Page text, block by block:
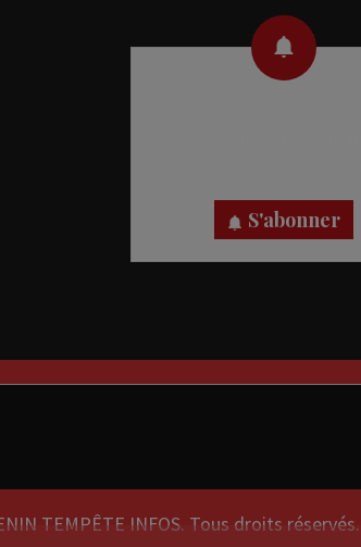
S'abonner
TEMPÊTE INFOS. Tous droits réservés.